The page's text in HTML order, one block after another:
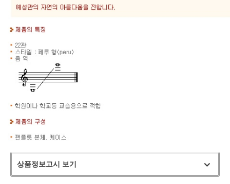
상품정보고시 보기